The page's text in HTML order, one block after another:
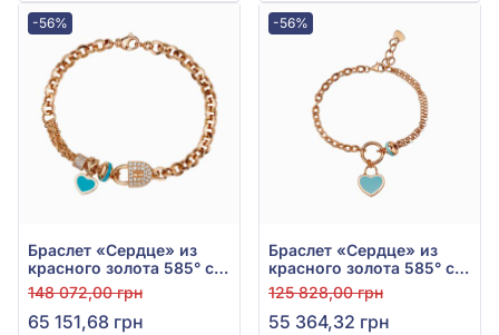
-56%
Браслет «Сердце» из
красного золота 585° с
фианитом, бирюзой и
эмалью, арт. 2010113
148 072,00 грн
65 151,68 грн
-56%
Браслет «Сердце» из
красного золота 585° с
бирюзовой эмалью, арт.
2010109
125 828,00 грн
55 364,32 грн